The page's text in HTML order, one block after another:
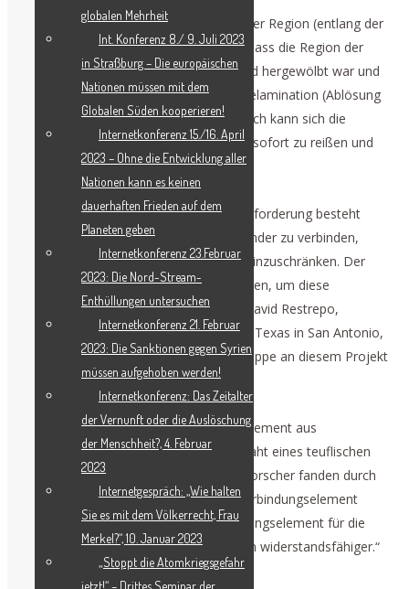
Sie untersuchten einen Querschnitt dieser Region (entlang der
kurzen Körperachse) und stellten fest, dass die Region der
„Naht“ Puzzleteilen vergleichbar hin- und hergewölbt war und
ineinandergreift, sowie Beugung und Delamination (Ablösung
von einzelnen Schichten) erlaubt. Dadurch kann sich die
Struktur biegen und verformen, anstatt sofort zu reißen und
zu brechen.
„Eine aktive ingenieurtechnische Herausforderung besteht
darin, verschiedene Materialien miteinander zu verbinden,
ohne ihre Fähigkeit, Lasten zu tragen, einzuschränken. Der
teuflische Eisenplattenkäfer hat Strategien, um diese
Einschränkungen zu umgehen“, sagte David Restrepo,
Assistenzprofessor an der University of Texas in San Antonio,
der als Postdoktorand in Zavattieris Gruppe an diesem Projekt
gearbeitet hat.
„UCI-Forscher bauten ein Verbindungselement aus
Kohlefaserverbundwerkstoff, das die Naht eines teuflischen
Eisenplattenkäfers nachahmt. Purdue Forscher fanden durch
Belastungstests heraus, dass dieses Verbindungselement
genauso stark wie ein Standardverbindungselement für die
Luft- und Raumfahrt ist, aber wesentlich widerstandsfähiger.“
globalen Mehrheit
Int. Konferenz 8./ 9. Juli 2023
in Straßburg – Die europäischen
Nationen müssen mit dem
Globalen Süden kooperieren!
Internetkonferenz 15./16. April
2023 – Ohne die Entwicklung aller
Nationen kann es keinen
dauerhaften Frieden auf dem
Planeten geben
Internetkonferenz 23.Februar
2023: Die Nord-Stream-
Enthüllungen untersuchen
Internetkonferenz 21. Februar
2023: Die Sanktionen gegen Syrien
müssen aufgehoben werden!
Internetkonferenz: Das Zeitalter
der Vernunft oder die Auslöschung
der Menschheit?, 4. Februar
2023
Internetgespräch: „Wie halten
Sie es mit dem Völkerrecht, Frau
Merkel?“, 10. Januar 2023
„Stoppt die Atomkriegsgefahr
jetzt!“ – Drittes Seminar der